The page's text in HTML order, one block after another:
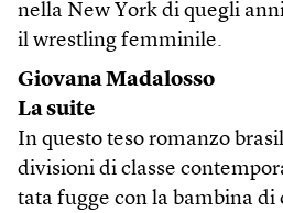
nella New York di quegli
il wrestling femminile.
Giovana Madalosso
La suite
In questo teso romanzo
divisioni di classe
tata fugge con la bambina di